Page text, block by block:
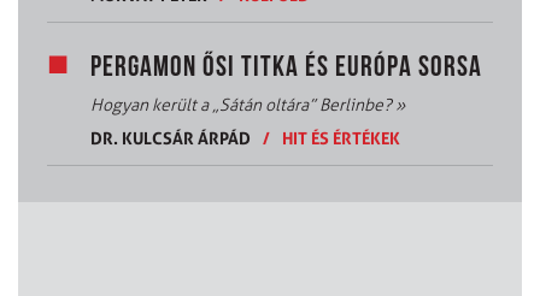
PERGAMON ŐSI TITKA ÉS EURÓPA SORSA
Hogyan került a „Sátán oltára” Berlinbe?»
DR. KULCSÁR ÁRPÁD
/ HIT ÉS ÉRTÉKEK